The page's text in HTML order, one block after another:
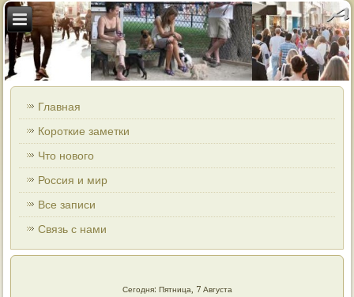
Главная
Короткие заметки
Что нового
Россия и мир
Все записи
Связь с нами
Сегодня: Пятница, 7 Августа